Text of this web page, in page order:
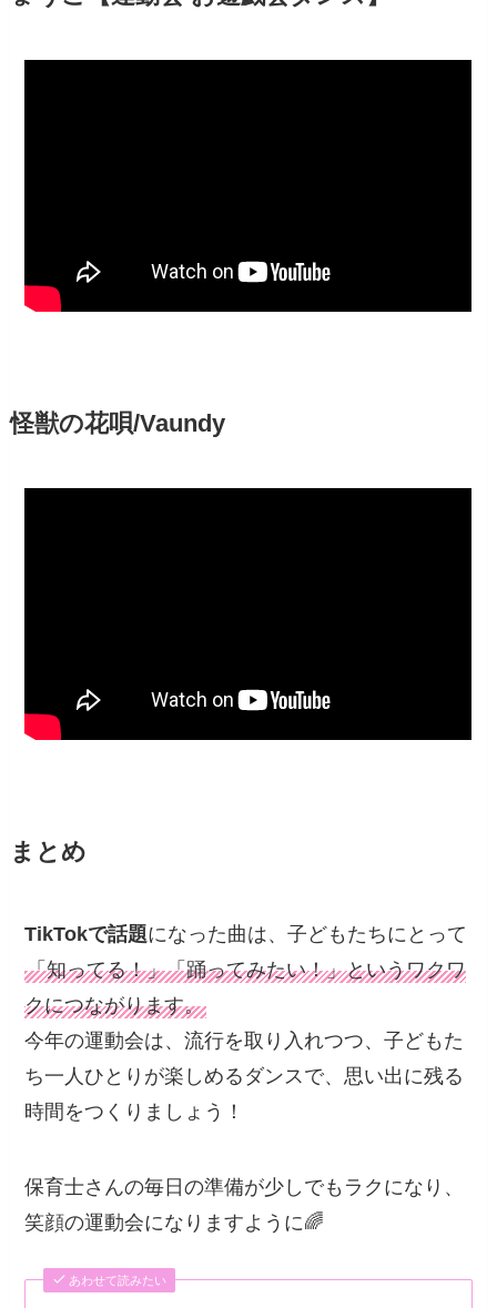
怪獣の花唄/Vaundy
まとめ
TikTokで話題になった曲は、子どもたちにとって
「知ってる！」「踊ってみたい！」というワクワ
クにつながります。
今年の運動会は、流行を取り入れつつ、子どもた
ち一人ひとりが楽しめるダンスで、思い出に残る
時間をつくりましょう！
保育士さんの毎日の準備が少しでもラクになり、
笑顔の運動会になりますように🌈
あわせて読みたい